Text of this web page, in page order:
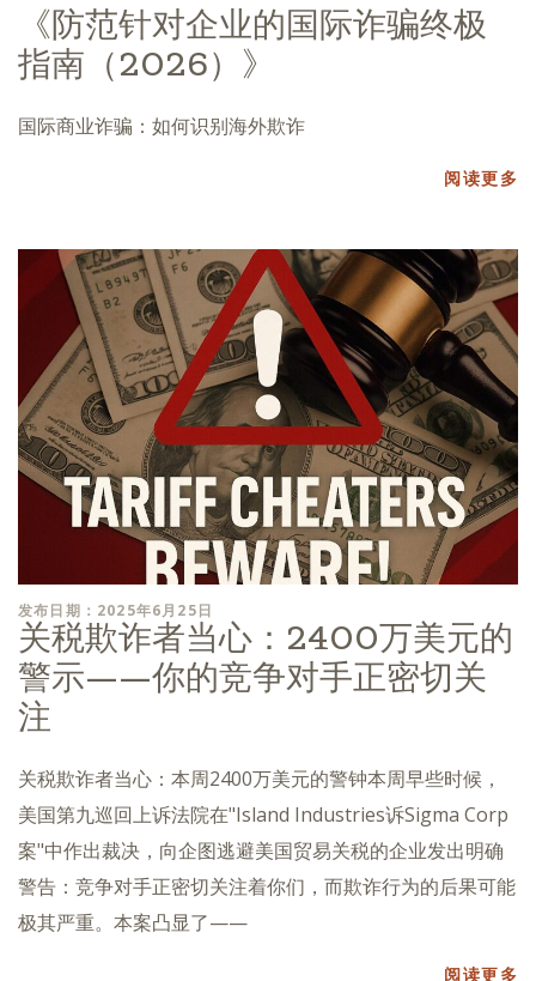
《防范针对企业的国际诈骗终极
指南（2026）》
国际商业诈骗：如何识别海外欺诈
阅读更多
发布日期：2025年6月25日
关税欺诈者当心：2400万美元的
警示——你的竞争对手正密切关
注
关税欺诈者当心：本周2400万美元的警钟本周早些时候，
美国第九巡回上诉法院在"Island Industries诉Sigma Corp
案"中作出裁决，向企图逃避美国贸易关税的企业发出明确
警告：竞争对手正密切关注着你们，而欺诈行为的后果可能
极其严重。本案凸显了——
阅读更多